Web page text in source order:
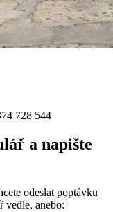
728 544
a napište
odeslat poptávku
vedle, anebo: